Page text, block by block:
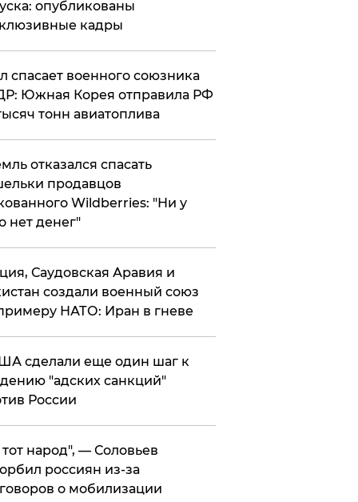
опубликованы
кадры
спасает военного союзника
Южная Корея отправила РФ
тонн авиатоплива
отказался спасать
продавцов
Wildberries: "Ни у
нет денег"
Саудовская Аравия и
создали военный союз
НАТО: Иран в гневе
сделали еще один шаг к
"адских санкций"
России
народ", — Соловьев
россиян из-за
о мобилизации